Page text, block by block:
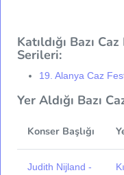
Katıldığı Bazı
Serileri:
19. Alanya Caz
Yer Aldığı Bazı
Konser Başlığı
Judith Nijland -